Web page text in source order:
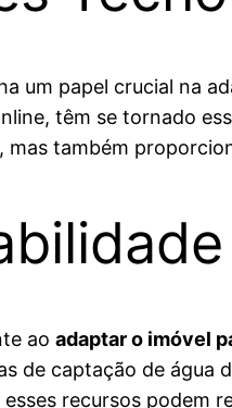
um papel crucial na
têm se tornado
mas também
ao adaptar o imóvel
de captação de
recursos podem